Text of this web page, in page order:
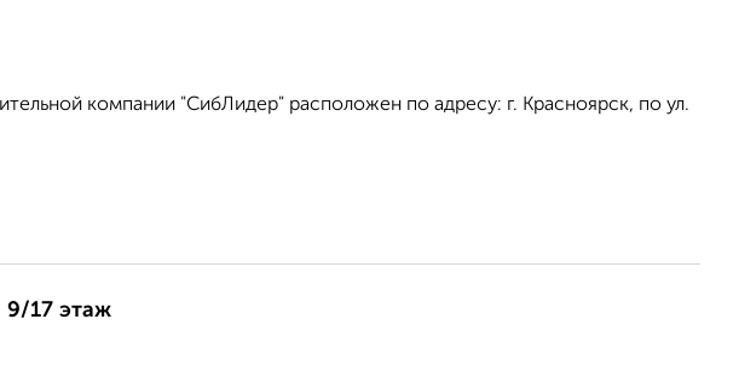
компании "СибЛидер" расположен по адресу: г. Красноярск, по ул.
9/17 этаж